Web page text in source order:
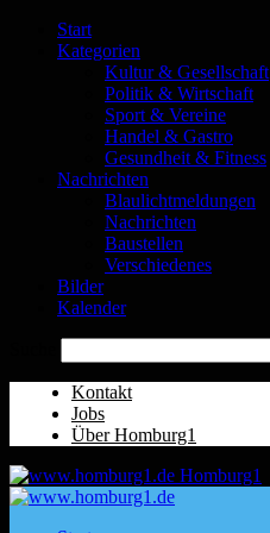
Start
Kategorien
Kultur & Gesellschaft
Politik & Wirtschaft
Sport & Vereine
Handel & Gastro
Gesundheit & Fitness
Nachrichten
Blaulichtmeldungen
Nachrichten
Baustellen
Verschiedenes
Bilder
Kalender
Kontakt
Jobs
Über Homburg1
Homburg1